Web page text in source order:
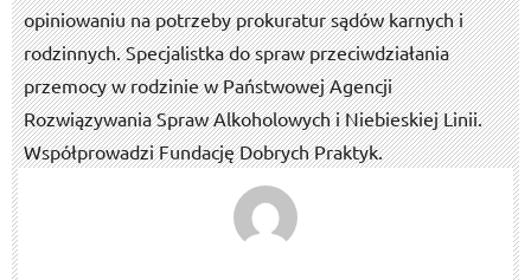
opiniowaniu na potrzeby prokuratur sądów karnych i
rodzinnych. Specjalistka do spraw przeciwdziałania
przemocy w rodzinie w Państwowej Agencji
Rozwiązywania Spraw Alkoholowych i Niebieskiej Linii.
Współprowadzi Fundację Dobrych Praktyk.